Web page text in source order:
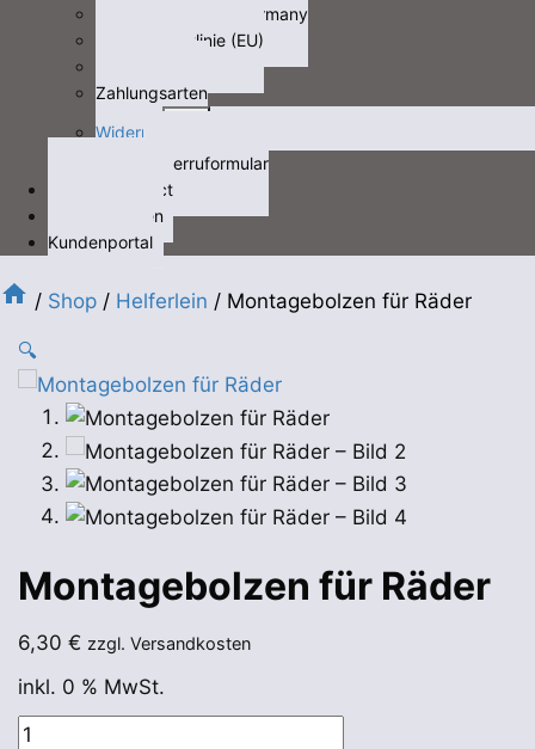
Fracht/freight not Germany
Cookie-Richtlinie (EU)
Zahlungsarten
Widerruf
Widerruformular
Kontakt/contact
Videos/Medien
Kundenportal
/ Shop / Helferlein / Montagebolzen für Räder
🔍
Montagebolzen für Räder
6,30 € zzgl. Versandkosten
inkl. 0 % MwSt.
Montagebolzen